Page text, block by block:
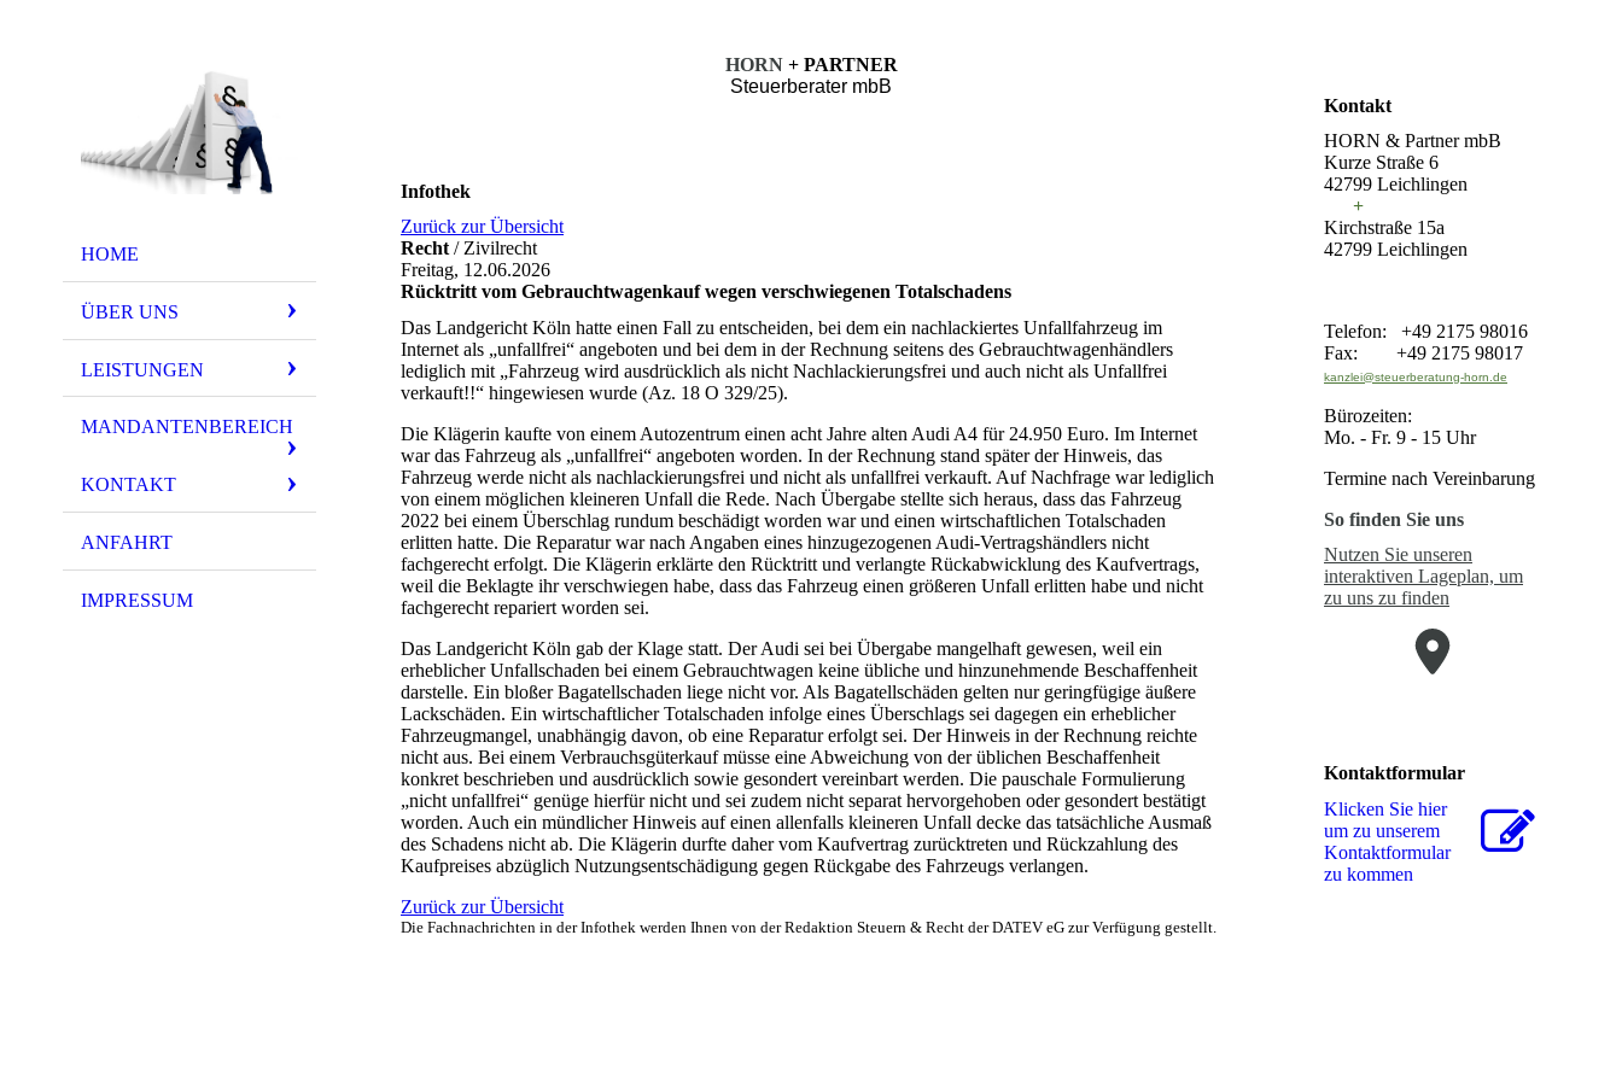
HOME
ÜBER UNS
LEISTUNGEN
MANDANTENBEREICH
KONTAKT
ANFAHRT
IMPRESSUM
HORN + PARTNER
Steuerberater mbB
Infothek
Zurück zur Übersicht
Recht / Zivilrecht
Freitag, 12.06.2026
Rücktritt vom Gebrauchtwagenkauf wegen verschwiegenen Totalschadens
Das Landgericht Köln hatte einen Fall zu entscheiden, bei dem ein nachlackiertes Unfallfahrzeug im
Internet als „unfallfrei“ angeboten und bei dem in der Rechnung seitens des Gebrauchtwagenhändlers
lediglich mit „Fahrzeug wird ausdrücklich als nicht Nachlackierungsfrei und auch nicht als Unfallfrei
verkauft!!“ hingewiesen wurde (Az. 18 O 329/25).
Die Klägerin kaufte von einem Autozentrum einen acht Jahre alten Audi A4 für 24.950 Euro. Im Internet
war das Fahrzeug als „unfallfrei“ angeboten worden. In der Rechnung stand später der Hinweis, das
Fahrzeug werde nicht als nachlackierungsfrei und nicht als unfallfrei verkauft. Auf Nachfrage war lediglich
von einem möglichen kleineren Unfall die Rede. Nach Übergabe stellte sich heraus, dass das Fahrzeug
2022 bei einem Überschlag rundum beschädigt worden war und einen wirtschaftlichen Totalschaden
erlitten hatte. Die Reparatur war nach Angaben eines hinzugezogenen Audi-Vertragshändlers nicht
fachgerecht erfolgt. Die Klägerin erklärte den Rücktritt und verlangte Rückabwicklung des Kaufvertrags,
weil die Beklagte ihr verschwiegen habe, dass das Fahrzeug einen größeren Unfall erlitten habe und nicht
fachgerecht repariert worden sei.
Das Landgericht Köln gab der Klage statt. Der Audi sei bei Übergabe mangelhaft gewesen, weil ein
erheblicher Unfallschaden bei einem Gebrauchtwagen keine übliche und hinzunehmende Beschaffenheit
darstelle. Ein bloßer Bagatellschaden liege nicht vor. Als Bagatellschäden gelten nur geringfügige äußere
Lackschäden. Ein wirtschaftlicher Totalschaden infolge eines Überschlags sei dagegen ein erheblicher
Fahrzeugmangel, unabhängig davon, ob eine Reparatur erfolgt sei. Der Hinweis in der Rechnung reichte
nicht aus. Bei einem Verbrauchsgüterkauf müsse eine Abweichung von der üblichen Beschaffenheit
konkret beschrieben und ausdrücklich sowie gesondert vereinbart werden. Die pauschale Formulierung
„nicht unfallfrei“ genüge hierfür nicht und sei zudem nicht separat hervorgehoben oder gesondert bestätigt
worden. Auch ein mündlicher Hinweis auf einen allenfalls kleineren Unfall decke das tatsächliche Ausmaß
des Schadens nicht ab. Die Klägerin durfte daher vom Kaufvertrag zurücktreten und Rückzahlung des
Kaufpreises abzüglich Nutzungsentschädigung gegen Rückgabe des Fahrzeugs verlangen.
Zurück zur Übersicht
Die Fachnachrichten in der Infothek werden Ihnen von der Redaktion Steuern & Recht der DATEV eG zur Verfügung gestellt.
Kontakt
HORN & Partner mbB
Kurze Straße 6
42799 Leichlingen
+
Kirchstraße 15a
42799 Leichlingen
Telefon: +49 2175 98016
Fax: +49 2175 98017
kanzlei@steuerberatung-horn.de
Bürozeiten:
Mo. - Fr. 9 - 15 Uhr
Termine nach Vereinbarung
So finden Sie uns
Nutzen Sie unseren
interaktiven La­ge­plan, um
zu uns zu finden
Kontaktformular
Klicken Sie hier
um zu unserem
Kon­takt­for­mu­lar
zu kommen